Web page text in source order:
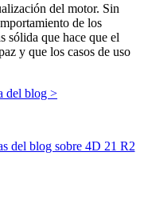
del motor. Sin
de los
sólida que hace que el
y que los casos de uso
del blog >
del blog sobre 4D 21 R2